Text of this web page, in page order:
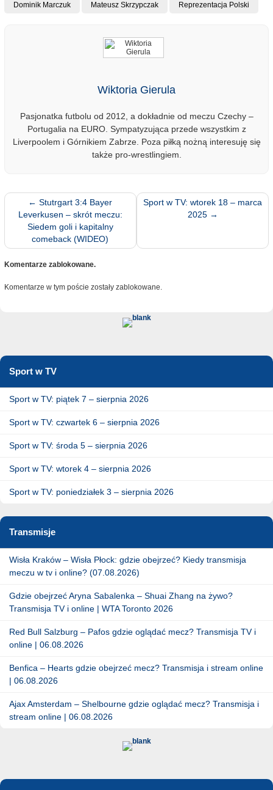
Dominik Marczuk Mateusz Skrzypczak Reprezentacja Polski
Wiktoria Gierula
Pasjonatka futbolu od 2012, a dokładnie od meczu Czechy –
Portugalia na EURO. Sympatyzująca przede wszystkim z
Liverpoolem i Górnikiem Zabrze. Poza piłką nożną interesuję się
także pro-wrestlingiem.
← Stutrgart 3:4 Bayer
Leverkusen – skrót meczu:
Siedem goli i kapitalny
comeback (WIDEO)
Sport w TV: wtorek 18 – marca
2025 →
Komentarze zablokowane.
Komentarze w tym poście zostały zablokowane.
Sport w TV
Sport w TV: piątek 7 – sierpnia 2026
Sport w TV: czwartek 6 – sierpnia 2026
Sport w TV: środa 5 – sierpnia 2026
Sport w TV: wtorek 4 – sierpnia 2026
Sport w TV: poniedziałek 3 – sierpnia 2026
Transmisje
Wisła Kraków – Wisła Płock: gdzie obejrzeć? Kiedy transmisja
meczu w tv i online? (07.08.2026)
Gdzie obejrzeć Aryna Sabalenka – Shuai Zhang na żywo?
Transmisja TV i online | WTA Toronto 2026
Red Bull Salzburg – Pafos gdzie oglądać mecz? Transmisja TV i
online | 06.08.2026
Benfica – Hearts gdzie obejrzeć mecz? Transmisja i stream online
| 06.08.2026
Ajax Amsterdam – Shelbourne gdzie oglądać mecz? Transmisja i
stream online | 06.08.2026